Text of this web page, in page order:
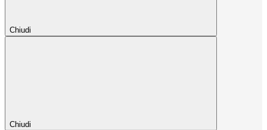
Chiudi
Chiudi